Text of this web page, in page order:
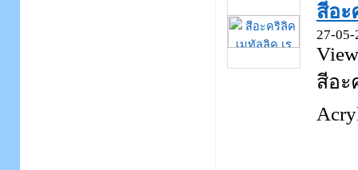
สีอะ
27-05-
สีอะ